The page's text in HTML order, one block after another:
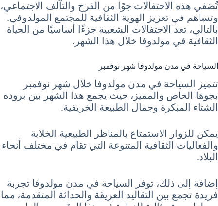
تُضفي هذه الاحتفالات جوًا من الفرح والتآلف الاجتماعي،
وتساهم في تعزيز الهوية الثقافية للمجتمع المولدوفي.
بالتالي، تعد الاحتفالات الشعبية جزءًا أساسيًا من الحياة
الثقافية في مولدوفا خلال هذا الشهر.
السياحة في مدن مولدوفا شهر نوفمبر
تتميز السياحة في مدن مولدوفا خلال شهر نوفمبر
بجوها الخاص والمميز، حيث يجمع هذا الشهر بين برودة
الشتاء المبكرة وجمال الطبيعة الخريفية.
يمكن للزوار الاستمتاع بالمناظر الطبيعية الخلابة
والفعاليات الثقافية المتنوعة التي تقام في مختلف أنحاء
البلاد.
إضافة إلى ذلك، توفر السياحة في مدن مولدوفا تجربة
فريدة تجمع بين التقاليد العريقة والحداثة المتقدمة، مما